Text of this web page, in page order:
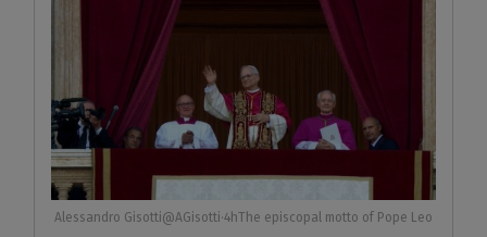
Alessandro Gisotti@AGisotti·4hThe episcopal motto of Pope Leo